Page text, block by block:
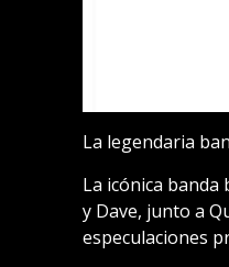
La legendaria
La icónica
y Dave, junto a
especulaciones